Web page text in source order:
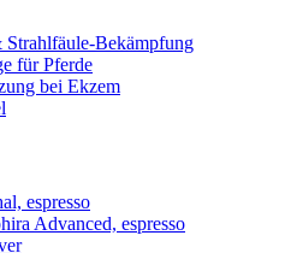
Bekämpfung
für Pferde
bei Ekzem
espresso
Advanced, espresso